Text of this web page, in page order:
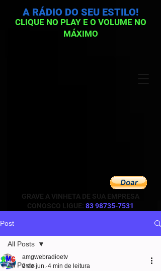
GRAVE A VINHETA DE SUA EMPRESA
CONOSCO LIGUE: 83 98735-7531
CLIQUE NO PLAY E O VOLUME NO
MÁXIMO
A RÁDIO DO SEU ESTILO!
Post
All Posts
All Posts
amgwebradioetv
2 de jun. 4 min de leitura